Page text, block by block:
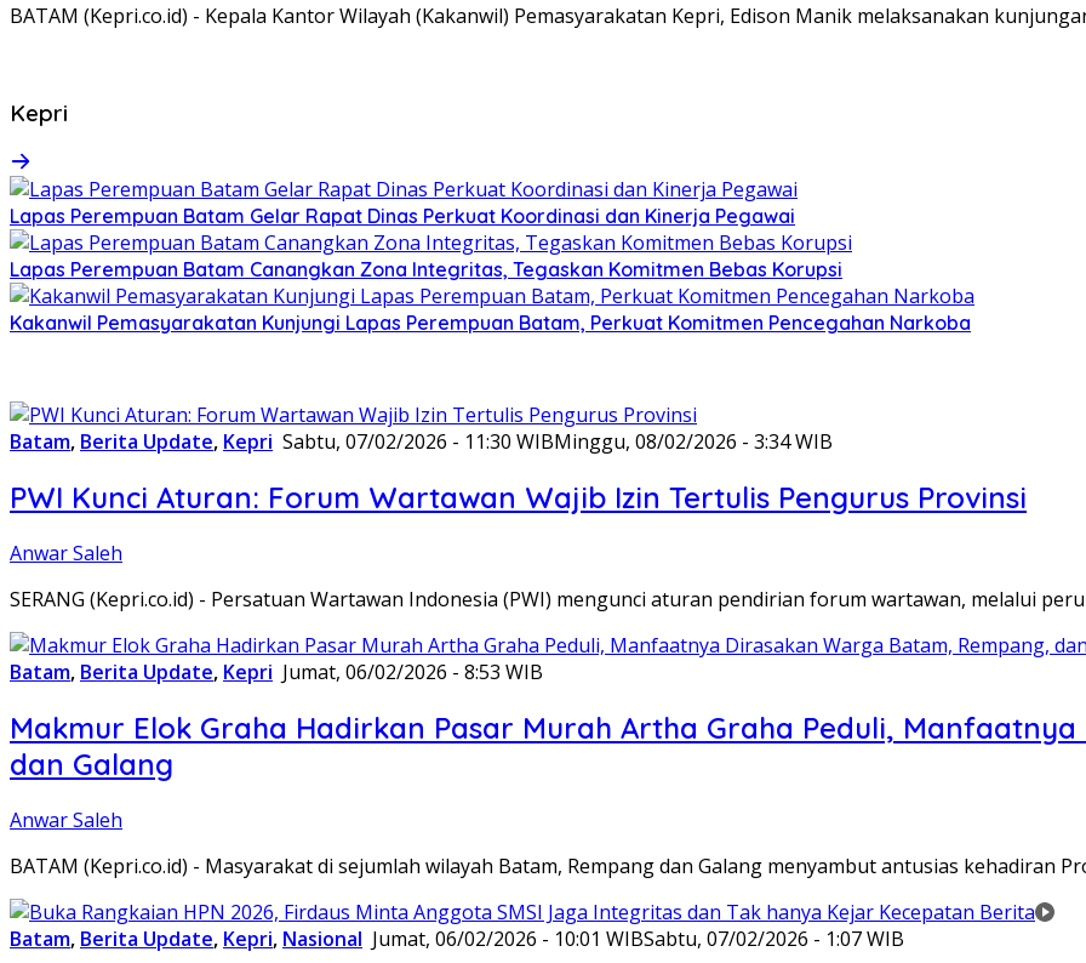
BATAM (Kepri.co.id) - Kepala Kantor Wilayah (Kakanwil) Pemasyarakatan Kepri, Edison Manik melaksanakan
Kepri
Lapas Perempuan Batam Gelar Rapat Dinas Perkuat Koordinasi dan Kinerja Pegawai
Lapas Perempuan Batam Canangkan Zona Integritas, Tegaskan Komitmen Bebas Korupsi
Kakanwil Pemasyarakatan Kunjungi Lapas Perempuan Batam, Perkuat Komitmen Pencegahan Narkoba
Batam, Berita Update, Kepri Sabtu, 07/02/2026 - 11:30 WIBMinggu, 08/02/2026 - 3:34 WIB
PWI Kunci Aturan: Forum Wartawan Wajib Izin Tertulis Pengurus Provinsi
Anwar Saleh
SERANG (Kepri.co.id) - Persatuan Wartawan Indonesia (PWI) mengunci aturan pendirian forum wartawan, melalui
Batam, Berita Update, Kepri Jumat, 06/02/2026 - 8:53 WIB
Makmur Elok Graha Hadirkan Pasar Murah Artha Graha Peduli,
dan Galang
Anwar Saleh
BATAM (Kepri.co.id) - Masyarakat di sejumlah wilayah Batam, Rempang dan Galang menyambut antusias kehadiran
Batam, Berita Update, Kepri, Nasional Jumat, 06/02/2026 - 10:01 WIBSabtu, 07/02/2026 - 1:07 WIB